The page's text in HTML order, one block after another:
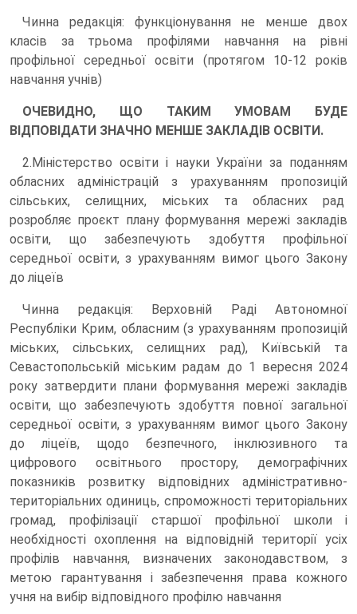
Чинна редакція: функціонування не менше двох
класів за трьома профілями навчання на рівні
профільної середньої освіти (протягом 10-12 років
навчання учнів)
ОЧЕВИДНО, ЩО ТАКИМ УМОВАМ БУДЕ
ВІДПОВІДАТИ ЗНАЧНО МЕНШЕ ЗАКЛАДІВ ОСВІТИ.
2.Міністерство освіти і науки України за поданням
обласних адміністрацій з урахуванням пропозицій
сільських, селищних, міських та обласних рад
розробляє проєкт плану формування мережі закладів
освіти, що забезпечують здобуття профільної
середньої освіти, з урахуванням вимог цього Закону
до ліцеїв
Чинна редакція: Верховній Раді Автономної
Республіки Крим, обласним (з урахуванням пропозицій
міських, сільських, селищних рад), Київській та
Севастопольській міським радам до 1 вересня 2024
року затвердити плани формування мережі закладів
освіти, що забезпечують здобуття повної загальної
середньої освіти, з урахуванням вимог цього Закону
до ліцеїв, щодо безпечного, інклюзивного та
цифрового освітнього простору, демографічних
показників розвитку відповідних адміністративно-
територіальних одиниць, спроможності територіальних
громад, профілізації старшої профільної школи і
необхідності охоплення на відповідній території усіх
профілів навчання, визначених законодавством, з
метою гарантування і забезпечення права кожного
учня на вибір відповідного профілю навчання